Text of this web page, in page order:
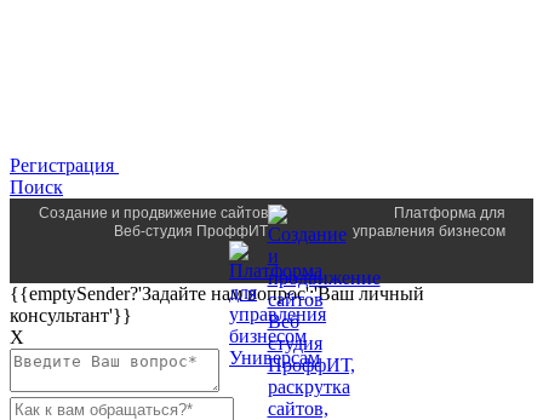
Регистрация
Поиск
Создание и продвижение сайтов
Веб-студия ПроффИТ
Платформа для
управления бизнесом
{{emptySender?'Задайте нам вопрос':'Ваш личный
консультант'}}
Х